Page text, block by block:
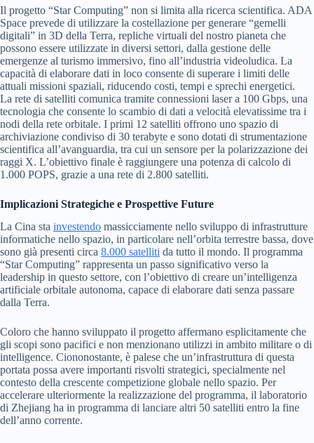
Il progetto “Star Computing” non si limita alla ricerca scientifica. ADA
Space prevede di utilizzare la costellazione per generare “gemelli
digitali” in 3D della Terra, repliche virtuali del nostro pianeta che
possono essere utilizzate in diversi settori, dalla gestione delle
emergenze al turismo immersivo, fino all’industria videoludica. La
capacità di elaborare dati in loco consente di superare i limiti delle
attuali missioni spaziali, riducendo costi, tempi e sprechi energetici.
La rete di satelliti comunica tramite connessioni laser a 100 Gbps, una
tecnologia che consente lo scambio di dati a velocità elevatissime tra i
nodi della rete orbitale. I primi 12 satelliti offrono uno spazio di
archiviazione condiviso di 30 terabyte e sono dotati di strumentazione
scientifica all’avanguardia, tra cui un sensore per la polarizzazione dei
raggi X. L’obiettivo finale è raggiungere una potenza di calcolo di
1.000 POPS, grazie a una rete di 2.800 satelliti.
Implicazioni Strategiche e Prospettive Future
La Cina sta investendo massicciamente nello sviluppo di infrastrutture
informatiche nello spazio, in particolare nell’orbita terrestre bassa, dove
sono già presenti circa 8.000 satelliti da tutto il mondo. Il programma
“Star Computing” rappresenta un passo significativo verso la
leadership in questo settore, con l’obiettivo di creare un’intelligenza
artificiale orbitale autonoma, capace di elaborare dati senza passare
dalla Terra.
Coloro che hanno sviluppato il progetto affermano esplicitamente che
gli scopi sono pacifici e non menzionano utilizzi in ambito militare o di
intelligence. Ciononostante, è palese che un’infrastruttura di questa
portata possa avere importanti risvolti strategici, specialmente nel
contesto della crescente competizione globale nello spazio. Per
accelerare ulteriormente la realizzazione del programma, il laboratorio
di Zhejiang ha in programma di lanciare altri 50 satelliti entro la fine
dell’anno corrente.